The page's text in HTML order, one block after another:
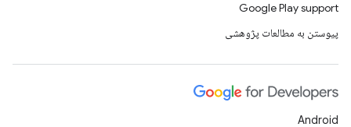
Google Play support
پیوستن به مطالعات پژوهشی
Android